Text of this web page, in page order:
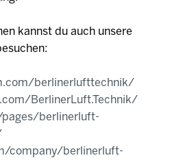
kannst du auch unsere
berlinerlufttechnik/
BerlinerLuft.Technik/
berlinerluft-
company/berlinerluft-